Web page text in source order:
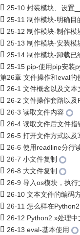
25-10 封装模块、设置
25-11 制作模块-明确目
25-12 制作模块-制作模
25-13 制作模块-安装模
25-14 制作模块-卸载已
25-15 pip-使用pip安装
第26章 文件操作和eval的
26-1 文件概念以及文本
26-2 文件操作套路以
26-3 读取文件内容
26-4 读取文件后文件指
26-5 打开文件方式以及
26-6 使用readline分行
26-7 小文件复制
26-8 大文件复制
26-9 导入os模块，执
26-10 文本文件的编码
26-11 怎么样在
26-12 Python2.x处理中
26-13 eval-基本使用